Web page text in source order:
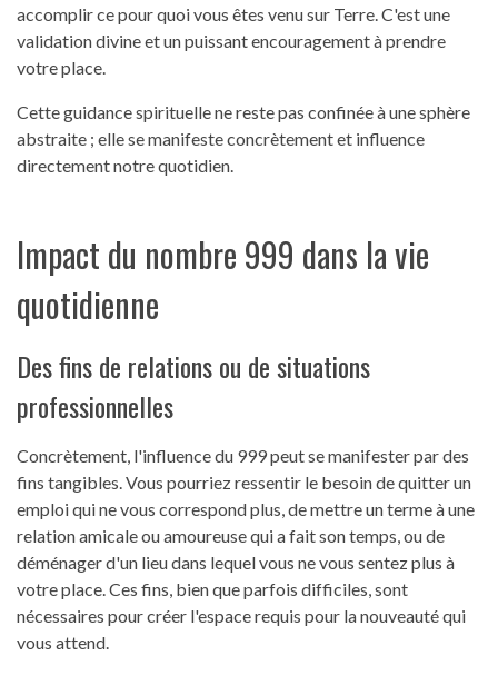
accomplir ce pour quoi vous êtes venu sur Terre. C'est une
validation divine et un puissant encouragement à prendre
votre place.
Cette guidance spirituelle ne reste pas confinée à une sphère
abstraite ; elle se manifeste concrètement et influence
directement notre quotidien.
Impact du nombre 999 dans la vie
quotidienne
Des fins de relations ou de situations
professionnelles
Concrètement, l'influence du 999 peut se manifester par des
fins tangibles. Vous pourriez ressentir le besoin de quitter un
emploi qui ne vous correspond plus, de mettre un terme à une
relation amicale ou amoureuse qui a fait son temps, ou de
déménager d'un lieu dans lequel vous ne vous sentez plus à
votre place. Ces fins, bien que parfois difficiles, sont
nécessaires pour créer l'espace requis pour la nouveauté qui
vous attend.